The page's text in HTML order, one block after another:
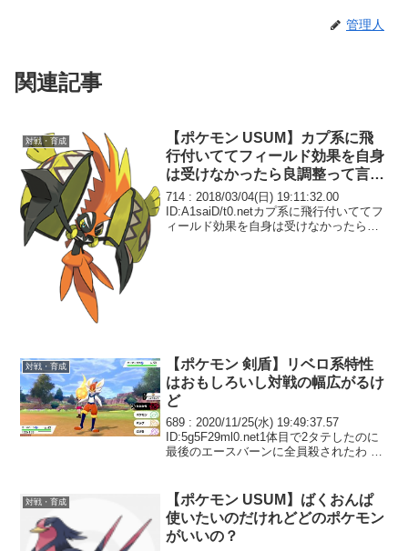
管理人
関連記事
対戦・育成
【ポケモン USUM】カプ系に飛
行付いててフィールド効果を自身
は受けなかったら良調整って言わ
れてそう
714 : 2018/03/04(日) 19:11:32.00
ID:A1saiD/t0.netカプ系に飛行付いててフ
ィールド効果を自身は受けなかったら良
対戦・育成
【ポケモン 剣盾】リベロ系特性
はおもしろいし対戦の幅広がるけ
ど
689 : 2020/11/25(水) 19:49:37.57
ID:5g5F29ml0.net1体目で2タテしたのに
最後のエースバーンに全員殺されたわ や
対戦・育成
【ポケモン USUM】ばくおんぱ
使いたいのだけれどどのポケモン
がいいの？